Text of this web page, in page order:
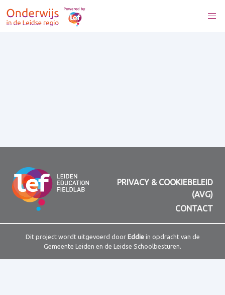
PRIVACY & COOKIEBELEID
(AVG)
CONTACT
Dit project wordt uitgevoerd door Eddiein opdracht van de
Gemeente Leiden en de Leidse Schoolbesturen.